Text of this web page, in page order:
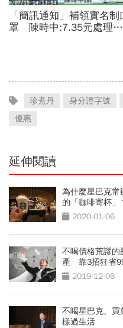
「簡訊通知」補領實名制
罩 陳時中:7.35元處理費
珍煮丹 身分證字號
優惠
延伸閱讀
為什麼星巴克常
的「咖啡寄杯
2020-01-06
不喝價格荒謬的
產 靠3招狂省
2019-12-06
不喝星巴克、買
樣過生活